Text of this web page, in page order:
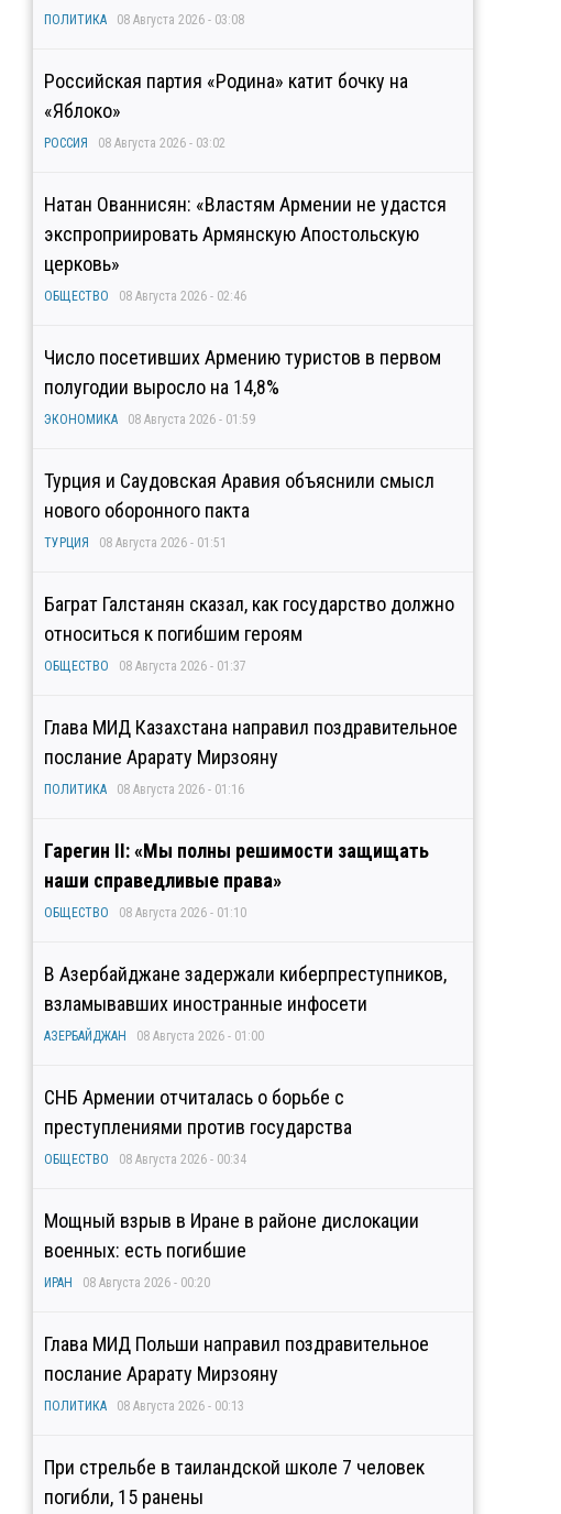
ПОЛИТИКА 08 Августа 2026 - 03:08
Российская партия «Родина» катит бочку на
«Яблоко»
РОССИЯ 08 Августа 2026 - 03:02
Натан Ованнисян: «Властям Армении не удастся
экспроприировать Армянскую Апостольскую
церковь»
ОБЩЕСТВО 08 Августа 2026 - 02:46
Число посетивших Армению туристов в первом
полугодии выросло на 14,8%
ЭКОНОМИКА 08 Августа 2026 - 01:59
Турция и Саудовская Аравия объяснили смысл
нового оборонного пакта
ТУРЦИЯ 08 Августа 2026 - 01:51
Баграт Галстанян сказал, как государство должно
относиться к погибшим героям
ОБЩЕСТВО 08 Августа 2026 - 01:37
Глава МИД Казахстана направил поздравительное
послание Арарату Мирзояну
ПОЛИТИКА 08 Августа 2026 - 01:16
Гарегин II: «Мы полны решимости защищать
наши справедливые права»
ОБЩЕСТВО 08 Августа 2026 - 01:10
В Азербайджане задержали киберпреступников,
взламывавших иностранные инфосети
АЗЕРБАЙДЖАН 08 Августа 2026 - 01:00
СНБ Армении отчиталась о борьбе с
преступлениями против государства
ОБЩЕСТВО 08 Августа 2026 - 00:34
Мощный взрыв в Иране в районе дислокации
военных: есть погибшие
ИРАН 08 Августа 2026 - 00:20
Глава МИД Польши направил поздравительное
послание Арарату Мирзояну
ПОЛИТИКА 08 Августа 2026 - 00:13
При стрельбе в таиландской школе 7 человек
погибли, 15 ранены